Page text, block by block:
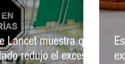
Lancet muestra que
redujo el exceso